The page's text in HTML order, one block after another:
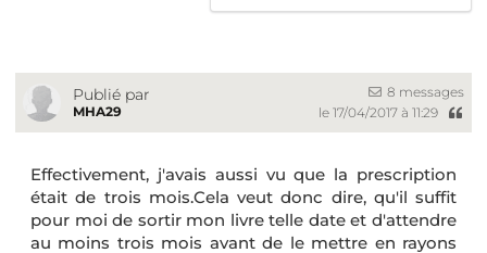
Publié par
MHA29
8 messages
le 17/04/2017 à 11:29
Effectivement, j'avais aussi vu que la prescription
était de trois mois.Cela veut donc dire, qu'il suffit
pour moi de sortir mon livre telle date et d'attendre
au moins trois mois avant de le mettre en rayons